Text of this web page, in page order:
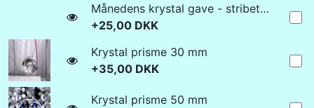
Månedens krystal gave - stribet agat
+25,00 DKK
Krystal prisme 30 mm
+35,00 DKK
Krystal prisme 50 mm